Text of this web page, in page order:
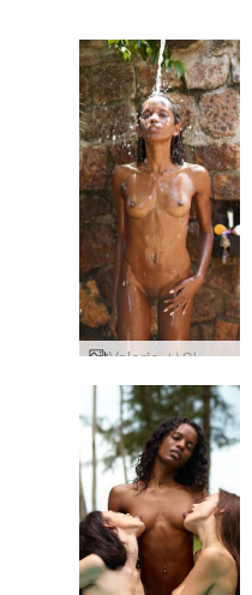
Valerie 샤워 및 면도 부분 3